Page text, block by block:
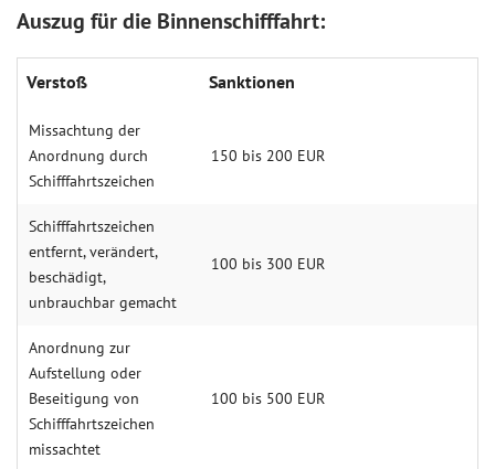
Auszug für die Binnenschifffahrt:
Verstoß Sanktionen
Missachtung der
Anordnung durch
Schifffahrtszeichen
150 bis 200 EUR
Schifffahrtszeichen
entfernt, verändert,
beschädigt,
unbrauchbar gemacht
100 bis 300 EUR
Anordnung zur
Aufstellung oder
Beseitigung von
Schifffahrtszeichen
missachtet
100 bis 500 EUR